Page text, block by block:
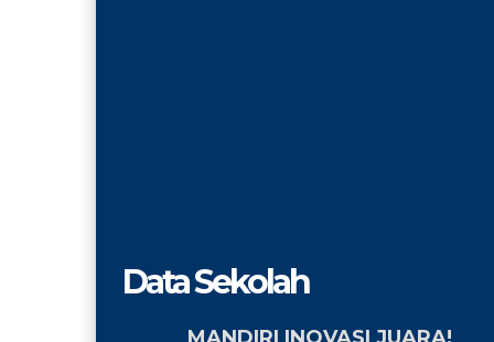
Data Sekolah